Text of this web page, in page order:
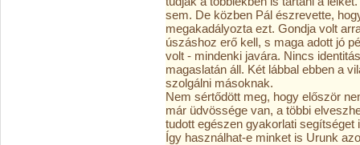
sem. De közben Pál észrevette,
megakadályozta ezt. Gondja volt
úszáshoz erő kell, s maga adott jó
volt - mindenki javára. Nincs
magaslatán áll. Két lábbal ebben a
szolgálni másoknak.
Nem sértődött meg, hogy először
már üdvössége van, a többi
tudott egészen gyakorlati segítséget
Így használhat-e minket is Urunk